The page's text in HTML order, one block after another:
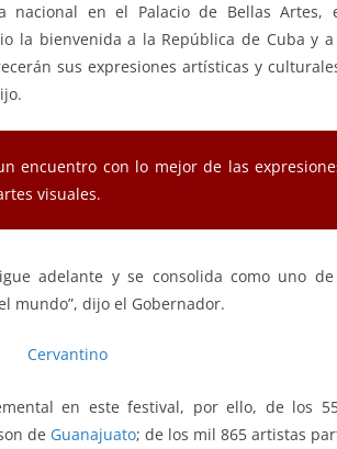
nacional en el Palacio de Bellas Artes,
la bienvenida a la República de Cuba y
sus expresiones artísticas y
encuentro con lo mejor de las
visuales.
adelante y se consolida como uno de
mundo”, dijo el Gobernador.
en este festival, por ello, de los
de Guanajuato; de los mil 865 artistas